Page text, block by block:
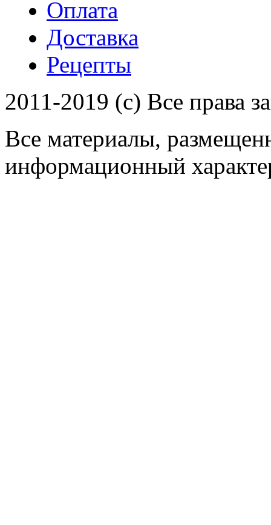
Оплата
Доставка
Рецепты
2011-2019 (c) Все права
Все материалы,
информационный